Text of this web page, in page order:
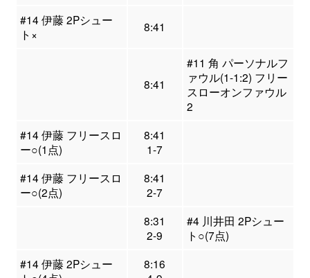
#14 伊藤 2Pシュー
ト×
8:41
8:41
#11 角 パーソナルフ
ァウル(1-1:2) フリー
スローオンファウル
2
#14 伊藤 フリースロ
ー○(1点)
8:41
1-7
#14 伊藤 フリースロ
ー○(2点)
8:41
2-7
8:31
2-9
#4 川井田 2Pシュー
ト○(7点)
#14 伊藤 2Pシュー
8:16